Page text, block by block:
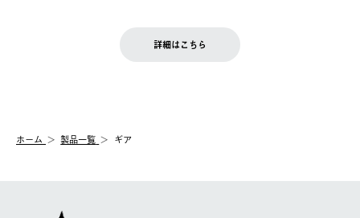
【配送業者】
佐川急便にて配送されます。
お客様都合の返品にかかる送料は、お客様ご負担とさせていただ
一度お手元の商品を返品いただき、ご希望商品を再注文してくだ
LOGOS FAMILY会員の方は、会員マイページ内 購入履歴画面に
詳細はこちら
ホーム 製品一覧 ギア